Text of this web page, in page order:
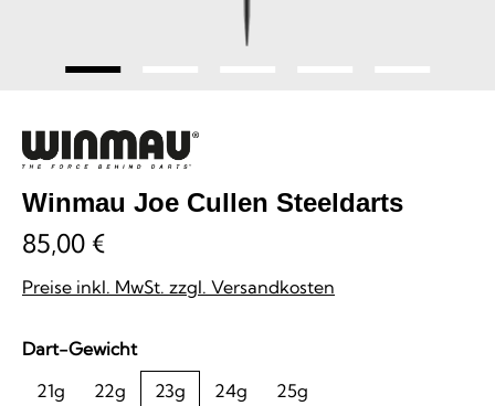
Winmau Joe Cullen Steeldarts
85,00 €
Preise inkl. MwSt. zzgl. Versandkosten
Dart-Gewichtauswählen
21g
22g 23g 24g 25g